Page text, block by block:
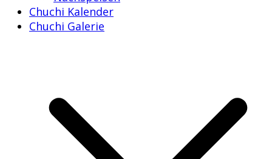
Chuchi Kalender
Chuchi Galerie